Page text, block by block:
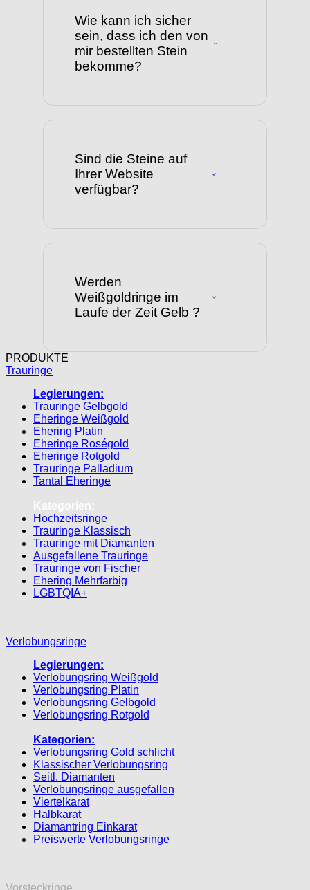
Wie kann ich sicher
sein, dass ich den von
mir bestellten Stein
bekomme?
Sind die Steine auf
Ihrer Website
verfügbar?
Werden
Weißgoldringe im
Laufe der Zeit Gelb ?
PRODUKTE
Trauringe
Legierungen:
Trauringe Gelbgold
Eheringe Weißgold
Ehering Platin
Eheringe Roségold
Eheringe Rotgold
Trauringe Palladium
Tantal Eheringe
Kategorien:
Hochzeitsringe
Trauringe Klassisch
Trauringe mit Diamanten
Ausgefallene Trauringe
Trauringe von Fischer
Ehering Mehrfarbig
LGBTQIA+
Verlobungsringe
Legierungen:
Verlobungsring Weißgold
Verlobungsring Platin
Verlobungsring Gelbgold
Verlobungsring Rotgold
Kategorien:
Verlobungsring Gold schlicht
Klassischer Verlobungsring
Seitl. Diamanten
Verlobungsringe ausgefallen
Viertelkarat
Halbkarat
Diamantring Einkarat
Preiswerte Verlobungsringe